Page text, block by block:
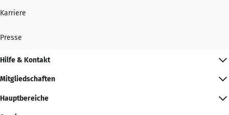
Karriere
Presse
Hilfe & Kontakt
Mitgliedschaften
Hauptbereiche